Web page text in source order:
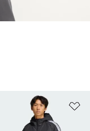
la lista de deseos